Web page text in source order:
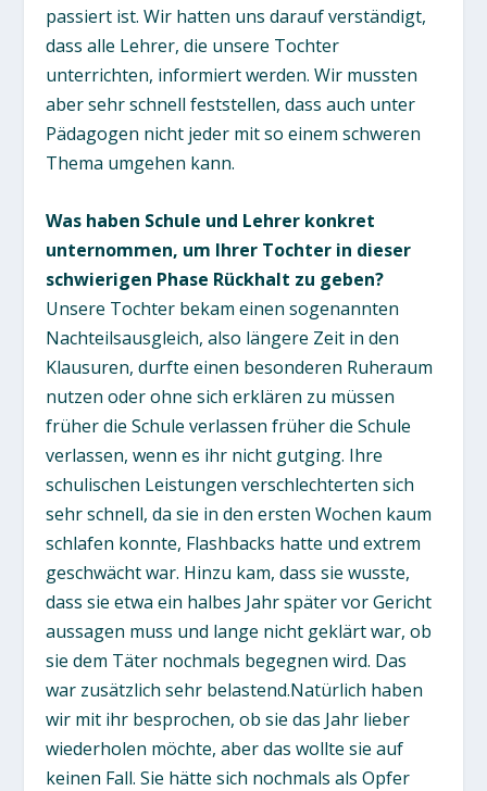
passiert ist. Wir hatten uns darauf verständigt,
dass alle Lehrer, die unsere Tochter
unterrichten, informiert werden. Wir mussten
aber sehr schnell feststellen, dass auch unter
Pädagogen nicht jeder mit so einem schweren
Thema umgehen kann.
Was haben Schule und Lehrer konkret
unternommen, um Ihrer Tochter in dieser
schwierigen Phase Rückhalt zu geben?
Unsere Tochter bekam einen sogenannten
Nachteilsausgleich, also längere Zeit in den
Klausuren, durfte einen besonderen Ruheraum
nutzen oder ohne sich erklären zu müssen
früher die Schule verlassen früher die Schule
verlassen, wenn es ihr nicht gutging. Ihre
schulischen Leistungen verschlechterten sich
sehr schnell, da sie in den ersten Wochen kaum
schlafen konnte, Flashbacks hatte und extrem
geschwächt war. Hinzu kam, dass sie wusste,
dass sie etwa ein halbes Jahr später vor Gericht
aussagen muss und lange nicht geklärt war, ob
sie dem Täter nochmals begegnen wird. Das
war zusätzlich sehr belastend.Natürlich haben
wir mit ihr besprochen, ob sie das Jahr lieber
wiederholen möchte, aber das wollte sie auf
keinen Fall. Sie hätte sich nochmals als Opfer